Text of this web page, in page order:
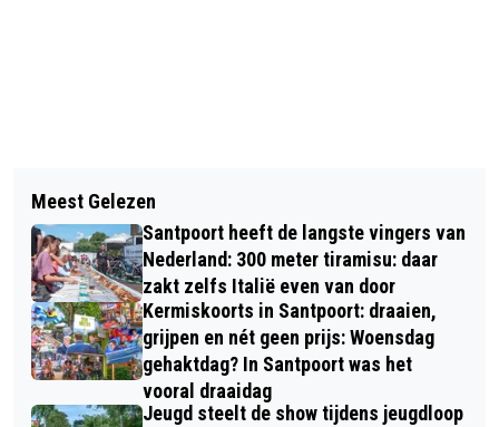
FORMULE 1 FANS WACHTEN OP
COUREURS, VERKEERSREGELAARS
BIJNA OP DE VUIST VANWEGE
'AMBULANCEWENS'
UITTIP VOOR DE ZOMERVAKANTIE #5:
ZANDSCULPTUREN GARDEREN, EEN
LEERZAAM UITJE VOOR JONG EN OUD
Meest Gelezen
Santpoort heeft de langste vingers van
Nederland: 300 meter tiramisu: daar
zakt zelfs Italië even van door
Kermiskoorts in Santpoort: draaien,
grijpen en nét geen prijs: Woensdag
gehaktdag? In Santpoort was het
vooral draaidag
Jeugd steelt de show tijdens jeugdloop